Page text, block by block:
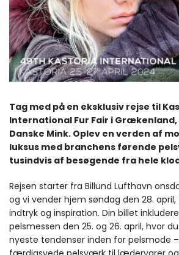
Tag med på en eksklusiv rejse til
International Fur Fair i
Danske Mink. Oplev en verden af
luksus med branchens førende
tusindvis af besøgende fra hele
Rejsen starter fra Billund Lufthavn
og vi vender hjem søndag den 28.
indtryk og inspiration. Din billet
pelsmessen den 25. og 26. april, hvor
nyeste tendenser inden for pelsmode